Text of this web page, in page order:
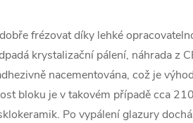
frézovat díky lehké
krystalizační pálení, náhrada z
nacementována, což je
bloku je v takovém případě cca
Po vypálení glazury